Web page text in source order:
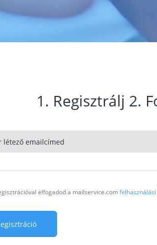
1. Regisztrálj 2.
elfogadod a mailservice.com